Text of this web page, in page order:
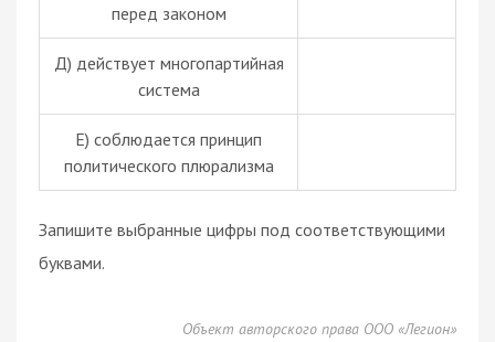
перед законом
Д) действует многопартийная
система
Е) соблюдается принцип
политического плюрализма
Запишите выбранные цифры под соответствующими
буквами.
Объект авторского права ООО «Легион»